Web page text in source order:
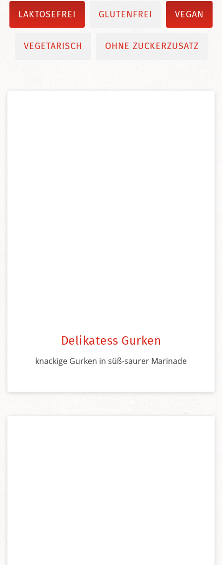
LAKTOSEFREI GLUTENFREI VEGAN
VEGETARISCH OHNE ZUCKERZUSATZ
Delikatess Gurken
knackige Gurken in süß-saurer Marinade